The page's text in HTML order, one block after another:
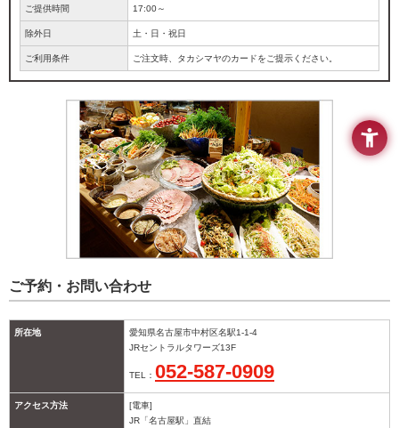
ご提供時間 17:00～
除外日 土・日・祝日
ご利用条件 ご注文時、タカシマヤのカードをご提示ください。
ご予約・お問い合わせ
所在地
愛知県名古屋市中村区名駅1-1-4
JRセントラルタワーズ13F
TEL： 052-587-0909
アクセス方法
[電車]
JR「名古屋駅」直結